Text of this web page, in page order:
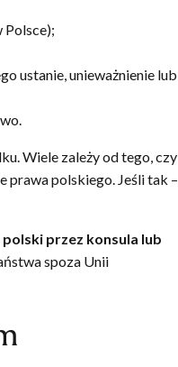
Polsce);
ustanie, unieważnienie lub
Wiele zależy od tego, czy
prawa polskiego. Jeśli tak –
przez konsula lub
spoza Unii